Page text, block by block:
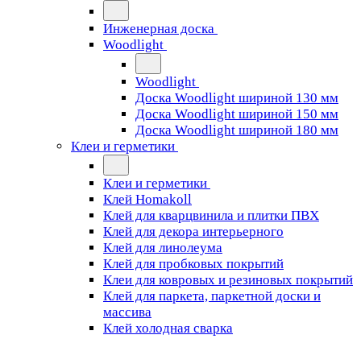
Инженерная доска
Woodlight
Woodlight
Доска Woodlight шириной 130 мм
Доска Woodlight шириной 150 мм
Доска Woodlight шириной 180 мм
Клеи и герметики
Клеи и герметики
Клей Homakoll
Клей для кварцвинила и плитки ПВХ
Клей для декора интерьерного
Клей для линолеума
Клей для пробковых покрытий
Клеи для ковровых и резиновых покрытий
Клей для паркета, паркетной доски и
массива
Клей холодная сварка